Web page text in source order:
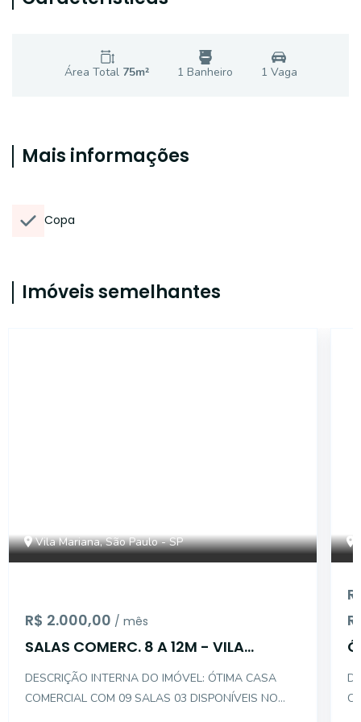
Área Total 75m² 1 Banheiro 1 Vaga
Mais informações
Copa
Imóveis semelhantes
Vila Mariana, São Paulo - SP
R$ 2.000,00 / mês
SALAS COMERC. 8 A 12M - VILA
DESCRIÇÃO INTERNA DO IMÓVEL: ÓTIMA CASA
COMERCIAL COM 09 SALAS 03 DISPONÍVEIS NO